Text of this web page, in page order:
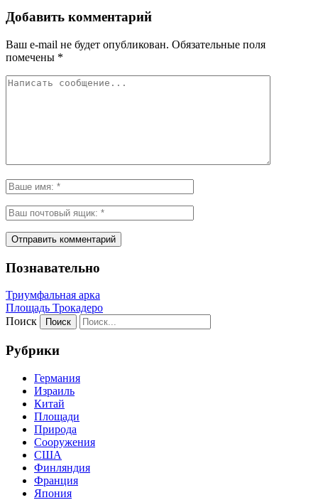
Добавить комментарий
Ваш e-mail не будет опубликован. Обязательные поля
помечены *
Познавательно
Триумфальная арка
Площадь Трокадеро
Поиск
Рубрики
Германия
Израиль
Китай
Площади
Природа
Сооружения
США
Финляндия
Франция
Япония